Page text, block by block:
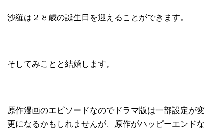
沙羅は２８歳の誕生日を迎えることができます。
そしてみことと結婚します。
原作漫画のエピソードなのでドラマ版は一部設定が変
更になるかもしれませんが、原作がハッピーエンドな